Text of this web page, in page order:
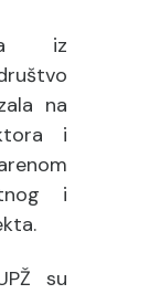
iz
na
i
i
su